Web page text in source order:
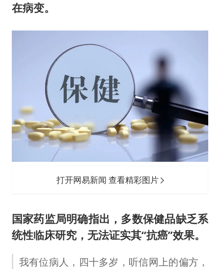
在病变。
打开网易新闻 查看精彩图片
国家药监局明确指出，多数保健品缺乏系
统性临床研究，无法证实其“抗癌”效果。
我有位病人，四十多岁，听信网上的偏方，